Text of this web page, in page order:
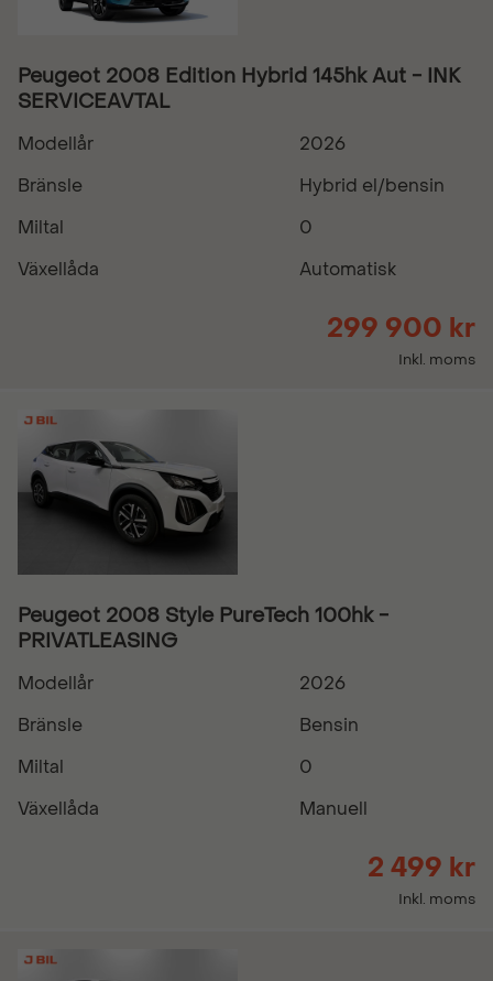
Peugeot 2008 Edition Hybrid 145hk Aut - INK
SERVICEAVTAL
Modellår
2026
Bränsle
Hybrid el/bensin
Miltal
0
Växellåda
Automatisk
299 900 kr
Inkl. moms
Peugeot 2008 Style PureTech 100hk -
PRIVATLEASING
Modellår
2026
Bränsle
Bensin
Miltal
0
Växellåda
Manuell
2 499 kr
Inkl. moms